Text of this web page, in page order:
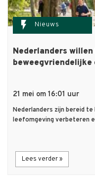
flash_on Nieuws
Nederlanders
beweegvriendelijke
21 mei om 16:01 uur
Nederlanders zijn bereid
leefomgeving verbeteren
Lees verder »